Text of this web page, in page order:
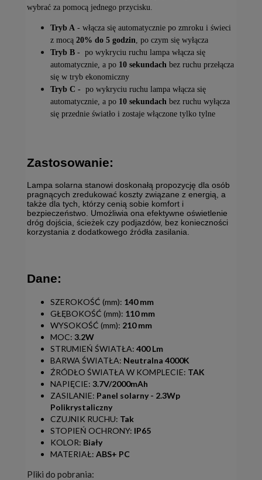
wybrać za pomocą jednego przycisku.
Tryb A - włącza się automatycznie po zmroku i świeci
z mocą 20% do 5 godzin, po czym się wyłącza
Tryb B -  po wykryciu ruchu lampa włącza się
automatycznie, a po 10 sekundach bez ruchu przełącza
się w tryb ekonomiczny
Tryb C - po wykryciu ruchu lampa włącza się
automatycznie, a po 10 sekundach bez ruchu wyłącza
się przednie światło i zostaje włączone tylko tylne
Zastosowanie:
Lampa solarna stanowi doskonałą propozycję dla osób
pragnących zredukować koszty związane z energią, a
także dla tych, którzy cenią sobie komfort i
bezpieczeństwo. Umożliwia ona efektywne oświetlenie
dróg dojścia, ścieżek czy podjazdów, bez konieczności
korzystania z dodatkowego źródła zasilania.
Dane:
SZEROKOŚĆ (mm): 140 mm
GŁĘBOKOŚĆ (mm): 110 mm
WYSOKOŚĆ (mm): 210 mm
MOC: 3.2W
STRUMIEŃ ŚWIATŁA: 400 Lm
BARWA ŚWIATŁA: Neutralna 4000K
ŹRÓDŁO ŚWIATŁA W KOMPLECIE: TAK
NAPIĘCIE: 3.7V/2000mAh
ZASILANIE: Panel solarny - 2.3Wp
Polikrystaliczny
CZUJNIK RUCHU: Tak
STOPIEŃ OCHRONY: IP65
KOLOR: Biały
MATERIAŁ: ABS+ PC
Pliki do pobrania: